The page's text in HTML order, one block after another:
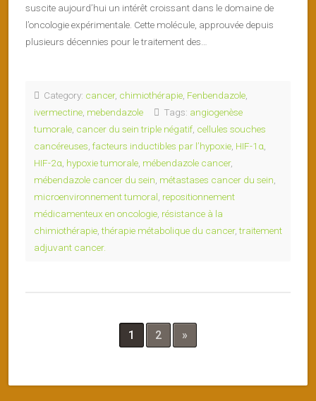
suscite aujourd’hui un intérêt croissant dans le domaine de
l’oncologie expérimentale. Cette molécule, approuvée depuis
plusieurs décennies pour le traitement des…
Category: cancer, chimiothérapie Fenbendazole
ivermectine mebendazole Tags: angiogenèse
tumorale cancer du sein triple négatif cellules souches
cancéreuses facteurs inductibles par l’hypoxie HIF-1α
HIF-2α hypoxie tumorale mébendazole cancer,
mébendazole cancer du sein métastases cancer du sein
microenvironnement tumoral repositionnement
médicamenteux en oncologie résistance à la
chimiothérapie ,thérapie métabolique du cancer,traitement
adjuvant cancer.
1 2 »